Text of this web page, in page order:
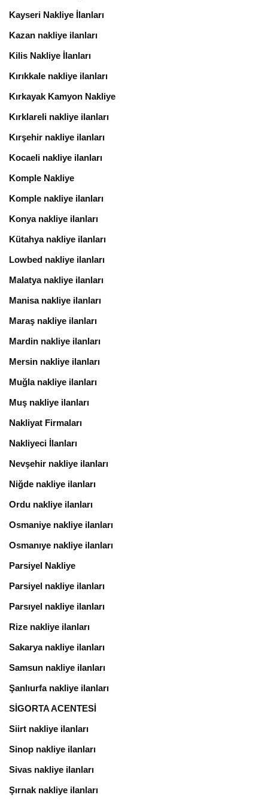
Kayseri Nakliye İlanları
Kazan nakliye ilanları
Kilis Nakliye İlanları
Kırıkkale nakliye ilanları
Kırkayak Kamyon Nakliye
Kırklareli nakliye ilanları
Kırşehir nakliye ilanları
Kocaeli nakliye ilanları
Komple Nakliye
Komple nakliye ilanları
Konya nakliye ilanları
Kütahya nakliye ilanları
Lowbed nakliye ilanları
Malatya nakliye ilanları
Manisa nakliye ilanları
Maraş nakliye ilanları
Mardin nakliye ilanları
Mersin nakliye ilanları
Muğla nakliye ilanları
Muş nakliye ilanları
Nakliyat Firmaları
Nakliyeci İlanları
Nevşehir nakliye ilanları
Niğde nakliye ilanları
Ordu nakliye ilanları
Osmaniye nakliye ilanları
Osmanıye nakliye ilanları
Parsiyel Nakliye
Parsiyel nakliye ilanları
Parsıyel nakliye ilanları
Rize nakliye ilanları
Sakarya nakliye ilanları
Samsun nakliye ilanları
Şanlıurfa nakliye ilanları
SİGORTA ACENTESİ
Siirt nakliye ilanları
Sinop nakliye ilanları
Sivas nakliye ilanları
Şırnak nakliye ilanları